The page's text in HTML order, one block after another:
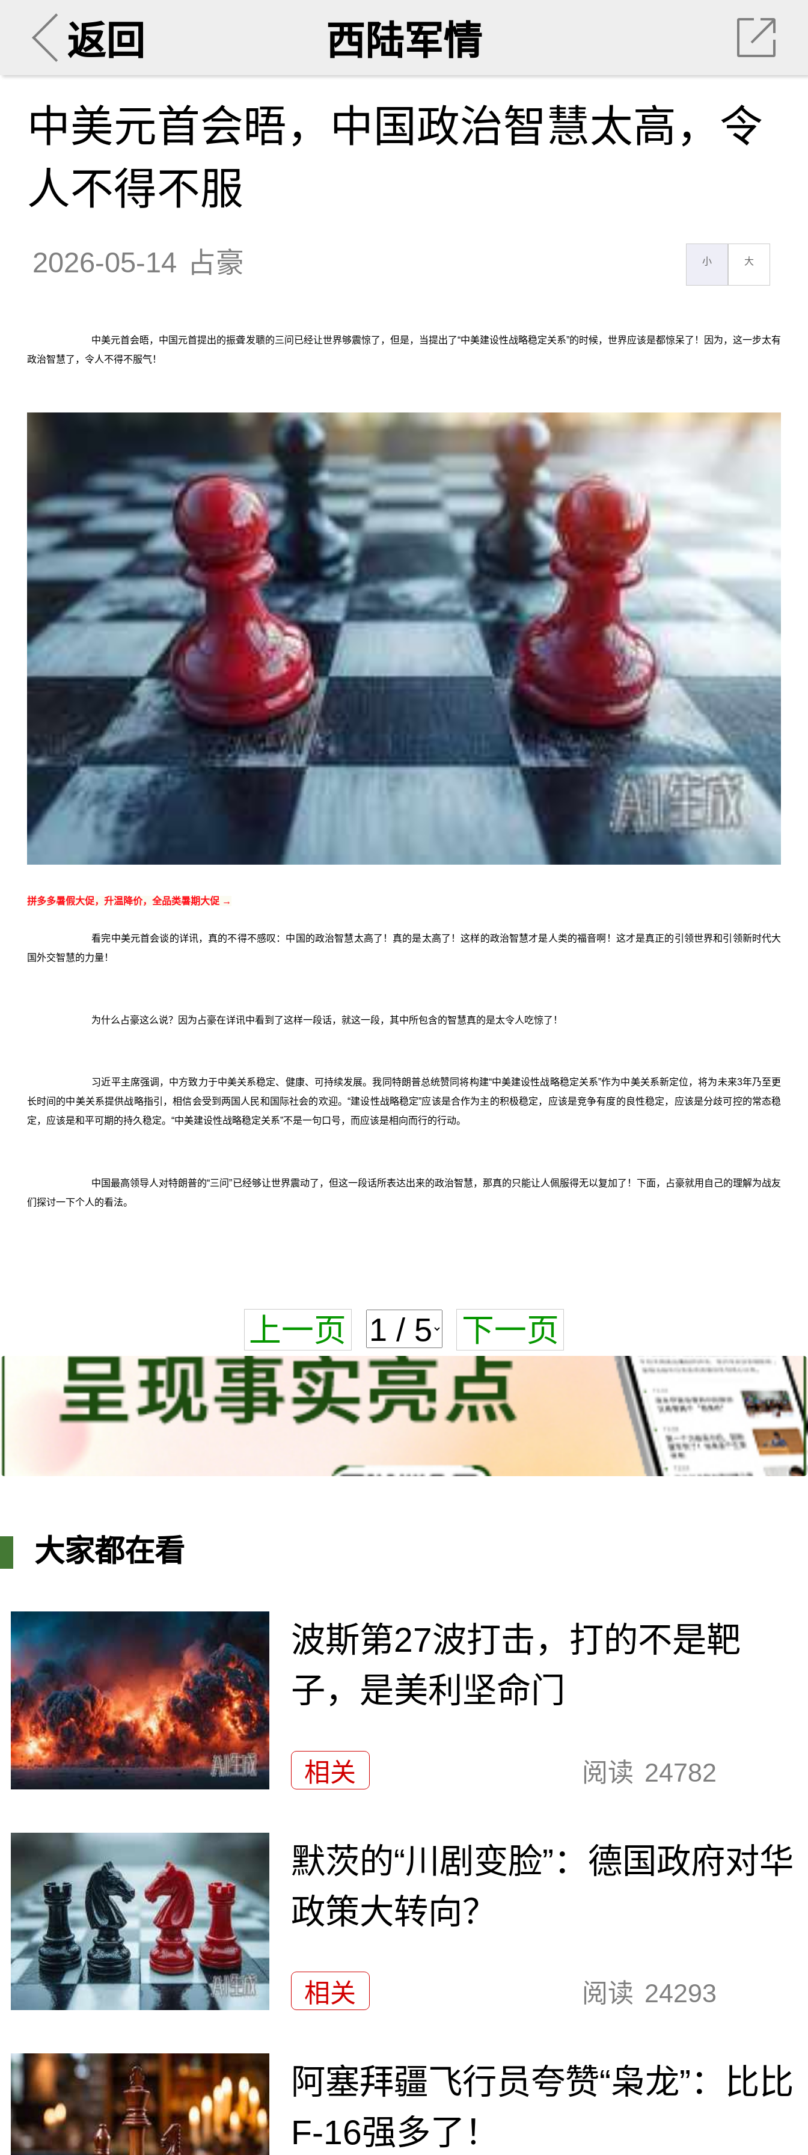
返回 西陆军情
中美元首会晤，中国政治智慧太高，令
人不得不服
2026-05-14 占豪 小 大
中美元首会晤，中国元首提出的振聋发聩的三问已经让世界够震惊了，但是，当提出了“中美建设性战略稳定关系”的时候，世界应该是都惊呆了！因为，这一步太有
政治智慧了，令人不得不服气！
拼多多暑假大促，升温降价，全品类暑期大促 →
看完中美元首会谈的详讯，真的不得不感叹：中国的政治智慧太高了！真的是太高了！这样的政治智慧才是人类的福音啊！这才是真正的引领世界和引领新时代大
国外交智慧的力量！
为什么占豪这么说？因为占豪在详讯中看到了这样一段话，就这一段，其中所包含的智慧真的是太令人吃惊了！
习近平主席强调，中方致力于中美关系稳定、健康、可持续发展。我同特朗普总统赞同将构建“中美建设性战略稳定关系”作为中美关系新定位，将为未来3年乃至更
长时间的中美关系提供战略指引，相信会受到两国人民和国际社会的欢迎。“建设性战略稳定”应该是合作为主的积极稳定，应该是竞争有度的良性稳定，应该是分歧可控的常态稳
定，应该是和平可期的持久稳定。“中美建设性战略稳定关系”不是一句口号，而应该是相向而行的行动。
中国最高领导人对特朗普的“三问”已经够让世界震动了，但这一段话所表达出来的政治智慧，那真的只能让人佩服得无以复加了！下面，占豪就用自己的理解为战友
们探讨一下个人的看法。
上一页 下一页
大家都在看
波斯第27波打击，打的不是靶
子，是美利坚命门
相关 阅读 24782
默茨的“川剧变脸”：德国政府对华
政策大转向？
相关 阅读 24293
阿塞拜疆飞行员夸赞“枭龙”：比比
F-16强多了！